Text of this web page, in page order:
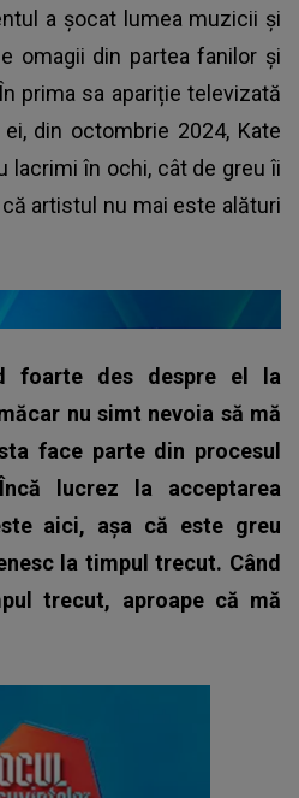
a șocat lumea muzicii și
omagii din partea fanilor și
prima sa apariție televizată
din octombrie 2024, Kate
lacrimi în ochi, cât de greu îi
artistul nu mai este alături
foarte des despre el la
nu simt nevoia să mă
face parte din procesul
lucrez la acceptarea
aici, așa că este greu
la timpul trecut. Când
trecut, aproape că mă